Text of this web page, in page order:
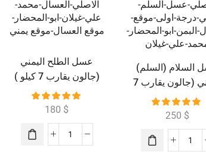
السلام (السلم)
اليمني (جالون يقارب 7
كيلو )
250 $
عسل الطلح اليمني
(جالون يقارب 7 كيلو )
180 $